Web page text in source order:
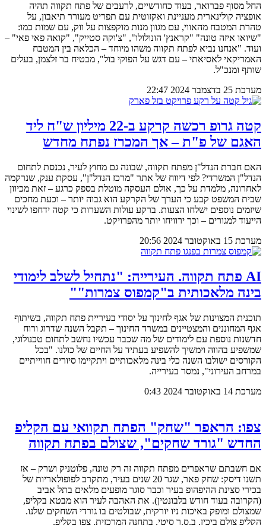
החל מסוף פברואר, בעוד כחודשיים, לרעבים של פתח תקווה תהיה
אופציה קולינארית מעניינת ואקזוטית עם תפריט מעורר תיאבון, על
טהרת המטבח מהאווי, עם מגוון מנות מוקפצות על ווק, עם שמות כמו:
"שיואו איזה טונה" "קראנץ' הונולולו", "צ'וקה סטייק", "קואה פאי פאי" –
ועוד. "אנחנו נביא לפתח תקווה משהו מיוחד – הכלאה בין המטבח
האמריקאי לאסיאתי – עם דגש על הפוקי בול", מבטיח בר זלצמן, בעלים
שותף ומנכ"ל.
מערכת 25 בדצמבר 2024 22:47
קטה גרופ רכשה קרקע ב-22 מיליון ש"ח ליד
האגם של פ"ת – אך המכרז נפתח מחדש
האם חברת הנדל"ן מפתח תקווה, שבונה גם מחוץ לעיר, נכנסת לתחום
הנדל"ן המשרדי? לפי דיווח של אתר "מרכז הנדל"ן", עסקת ענק, שנרקמה
לאחרונה, מלמדת על כך, אולם העסקה מוטלת בספק כרגע – זאת מכיוון
שבית המשפט קבע כי הערך של הקרקע הוא גבוה יותר – וכעת מחכים
שיזמים נוספים ישלחו הצעות. ברקע עולות השערות כי קטה ידחפו לשינוי
הייעוד למגורים – וכך ירוויחו יותר מהפרויקט.
מערכת 15 באוקטובר 2024 20:56
AI פתח תקווה. העירייה: "נתחיל לשלב לימודי
בינה מלאכותית ב"קמפוס צמרות""
תוכנית המצוינות של אגף לחינוך על יסודי בעיריית פתח תקווה, בשיתוף
אגף המחוננים והמצטיינים במשרד החינוך – תקבל השנה שדרוג ורוח
חדשנות נוספת עם לימודים של מה שכבר עכשיו נחשב לתחום טכנולוגי,
שמשפיע בהווה וימשיך להשפיע בעתיד על החיים של כולנו. "בכל
הקורסים ישולבו השנה כלי בינה מלאכותיים ויתקיימו סיורים חווייתיים
במרחב העירוני", נמסר בעירייה.
מערכת 14 באוקטובר 2024 0:43
צפו: הראפר "שחק" הפתח תקוואי עם הקליפ
החדש "גורד שחקים", שצולם בפתח תקווה
אם חשבתם שראפרים מפתח תקווה זה רק טונה, פלוטניק ושרק – אז
תשנו דיסק: שחק פאר, שגר 20 שנים בעיר, מתקרב לפופולאריות של
בכירי סצינת ההיפהופ בעיר וכבר סוגר מופעים מלאים בתל אביב
(הקרובה בעוד חודש בלבונטין). את האהבה לעיר הוא מבטא בקליפ,
שמצולם ומופק באיכות ניו יורקית, שבולטים בו גורדי השחקים שלנו.
הקליפ צולם ביכין, ב.ס.ר סיטי, בתחנה המרכזית. צפו בקליפ.